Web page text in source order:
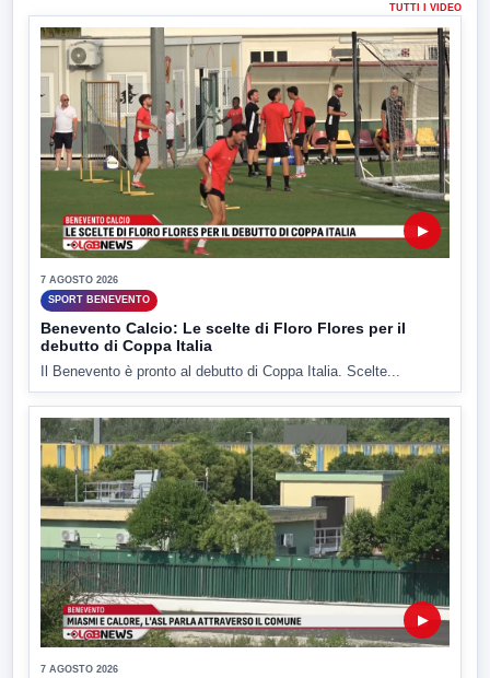
TUTTI I VIDEO
▶
7 AGOSTO 2026
SPORT BENEVENTO
Benevento Calcio: Le scelte di Floro Flores per il
debutto di Coppa Italia
Il Benevento è pronto al debutto di Coppa Italia. Scelte...
▶
7 AGOSTO 2026